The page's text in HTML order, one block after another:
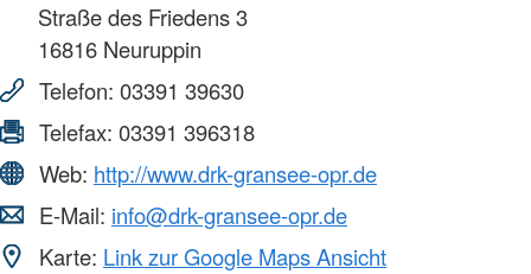
Straße des Friedens 3
16816 Neuruppin
Telefon: 03391 39630
Telefax: 03391 396318
Web: http://www.drk-gransee-opr.de
E-Mail: info@drk-gransee-opr.de
Karte: Link zur Google Maps Ansicht